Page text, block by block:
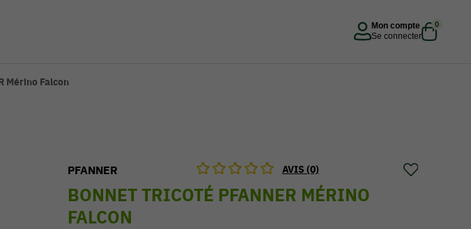
Mon compte
Se connecter
0
Mérino Falcon
PFANNER AVIS (0)
BONNET TRICOTÉ PFANNER MÉRINO
FALCON